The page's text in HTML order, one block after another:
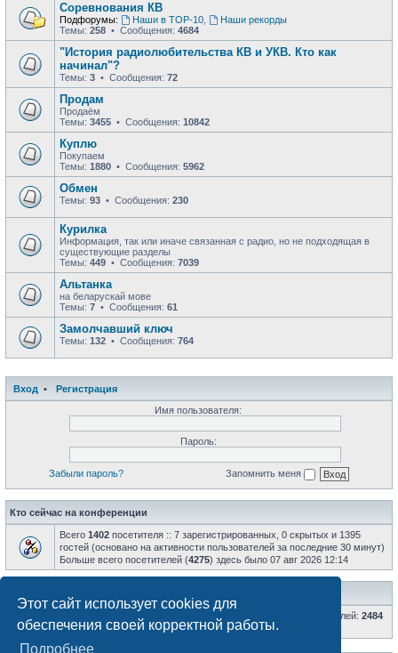
Этот сайт использует cookies для
обеспечения своей корректной работы.
Подробнее
Соревнования КВ
Подфорумы: Наши в ТОР-10,
Наши рекорды
Темы: 258 • Сообщения: 4684
"История радиолюбительства КВ и УКВ. Кто как
начинал"?
Темы: 3 • Сообщения: 72
Продам
Продаём
Темы: 3455 • Сообщения: 10842
Куплю
Покупаем
Темы: 1880 • Сообщения: 5962
Обмен
Темы: 93 • Сообщения: 230
Курилка
Информация, так или иначе связанная с радио, но не подходящая в
существующие разделы
Темы: 449 • Сообщения: 7039
Альтанка
на беларускай мове
Темы: 7 • Сообщения: 61
Замолчавший ключ
Темы: 132 • Сообщения: 764
Вход •
Регистрация
Имя пользователя:
Пароль:
Забыли пароль? Запомнить меня
Кто сейчас на конференции
Всего 1402 посетителя :: 7 зарегистрированных, 0 скрытых и 1395
гостей (основано на активности пользователей за последние 30 минут)
Больше всего посетителей (4275) здесь было 07 авг 2026 12:14
• Всего пользователей: 2484
• Новый пользователь: Nixon